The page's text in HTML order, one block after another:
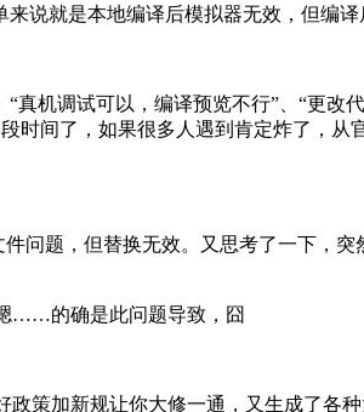
来说就是本地编译后模拟器无效，但编
机调试可以，编译预览不行”、“更改
时间了，如果很多人遇到肯定炸了，
问题，但替换无效。又思考了一下，突
……的确是此问题导致，囧
政策加新规让你大修一通，又生成了